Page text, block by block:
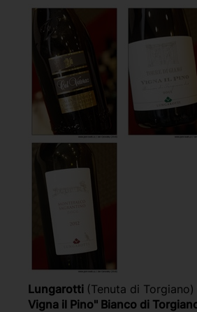
Lungarotti (Tenuta di Torgiano)
Vigna il Pino" Bianco di